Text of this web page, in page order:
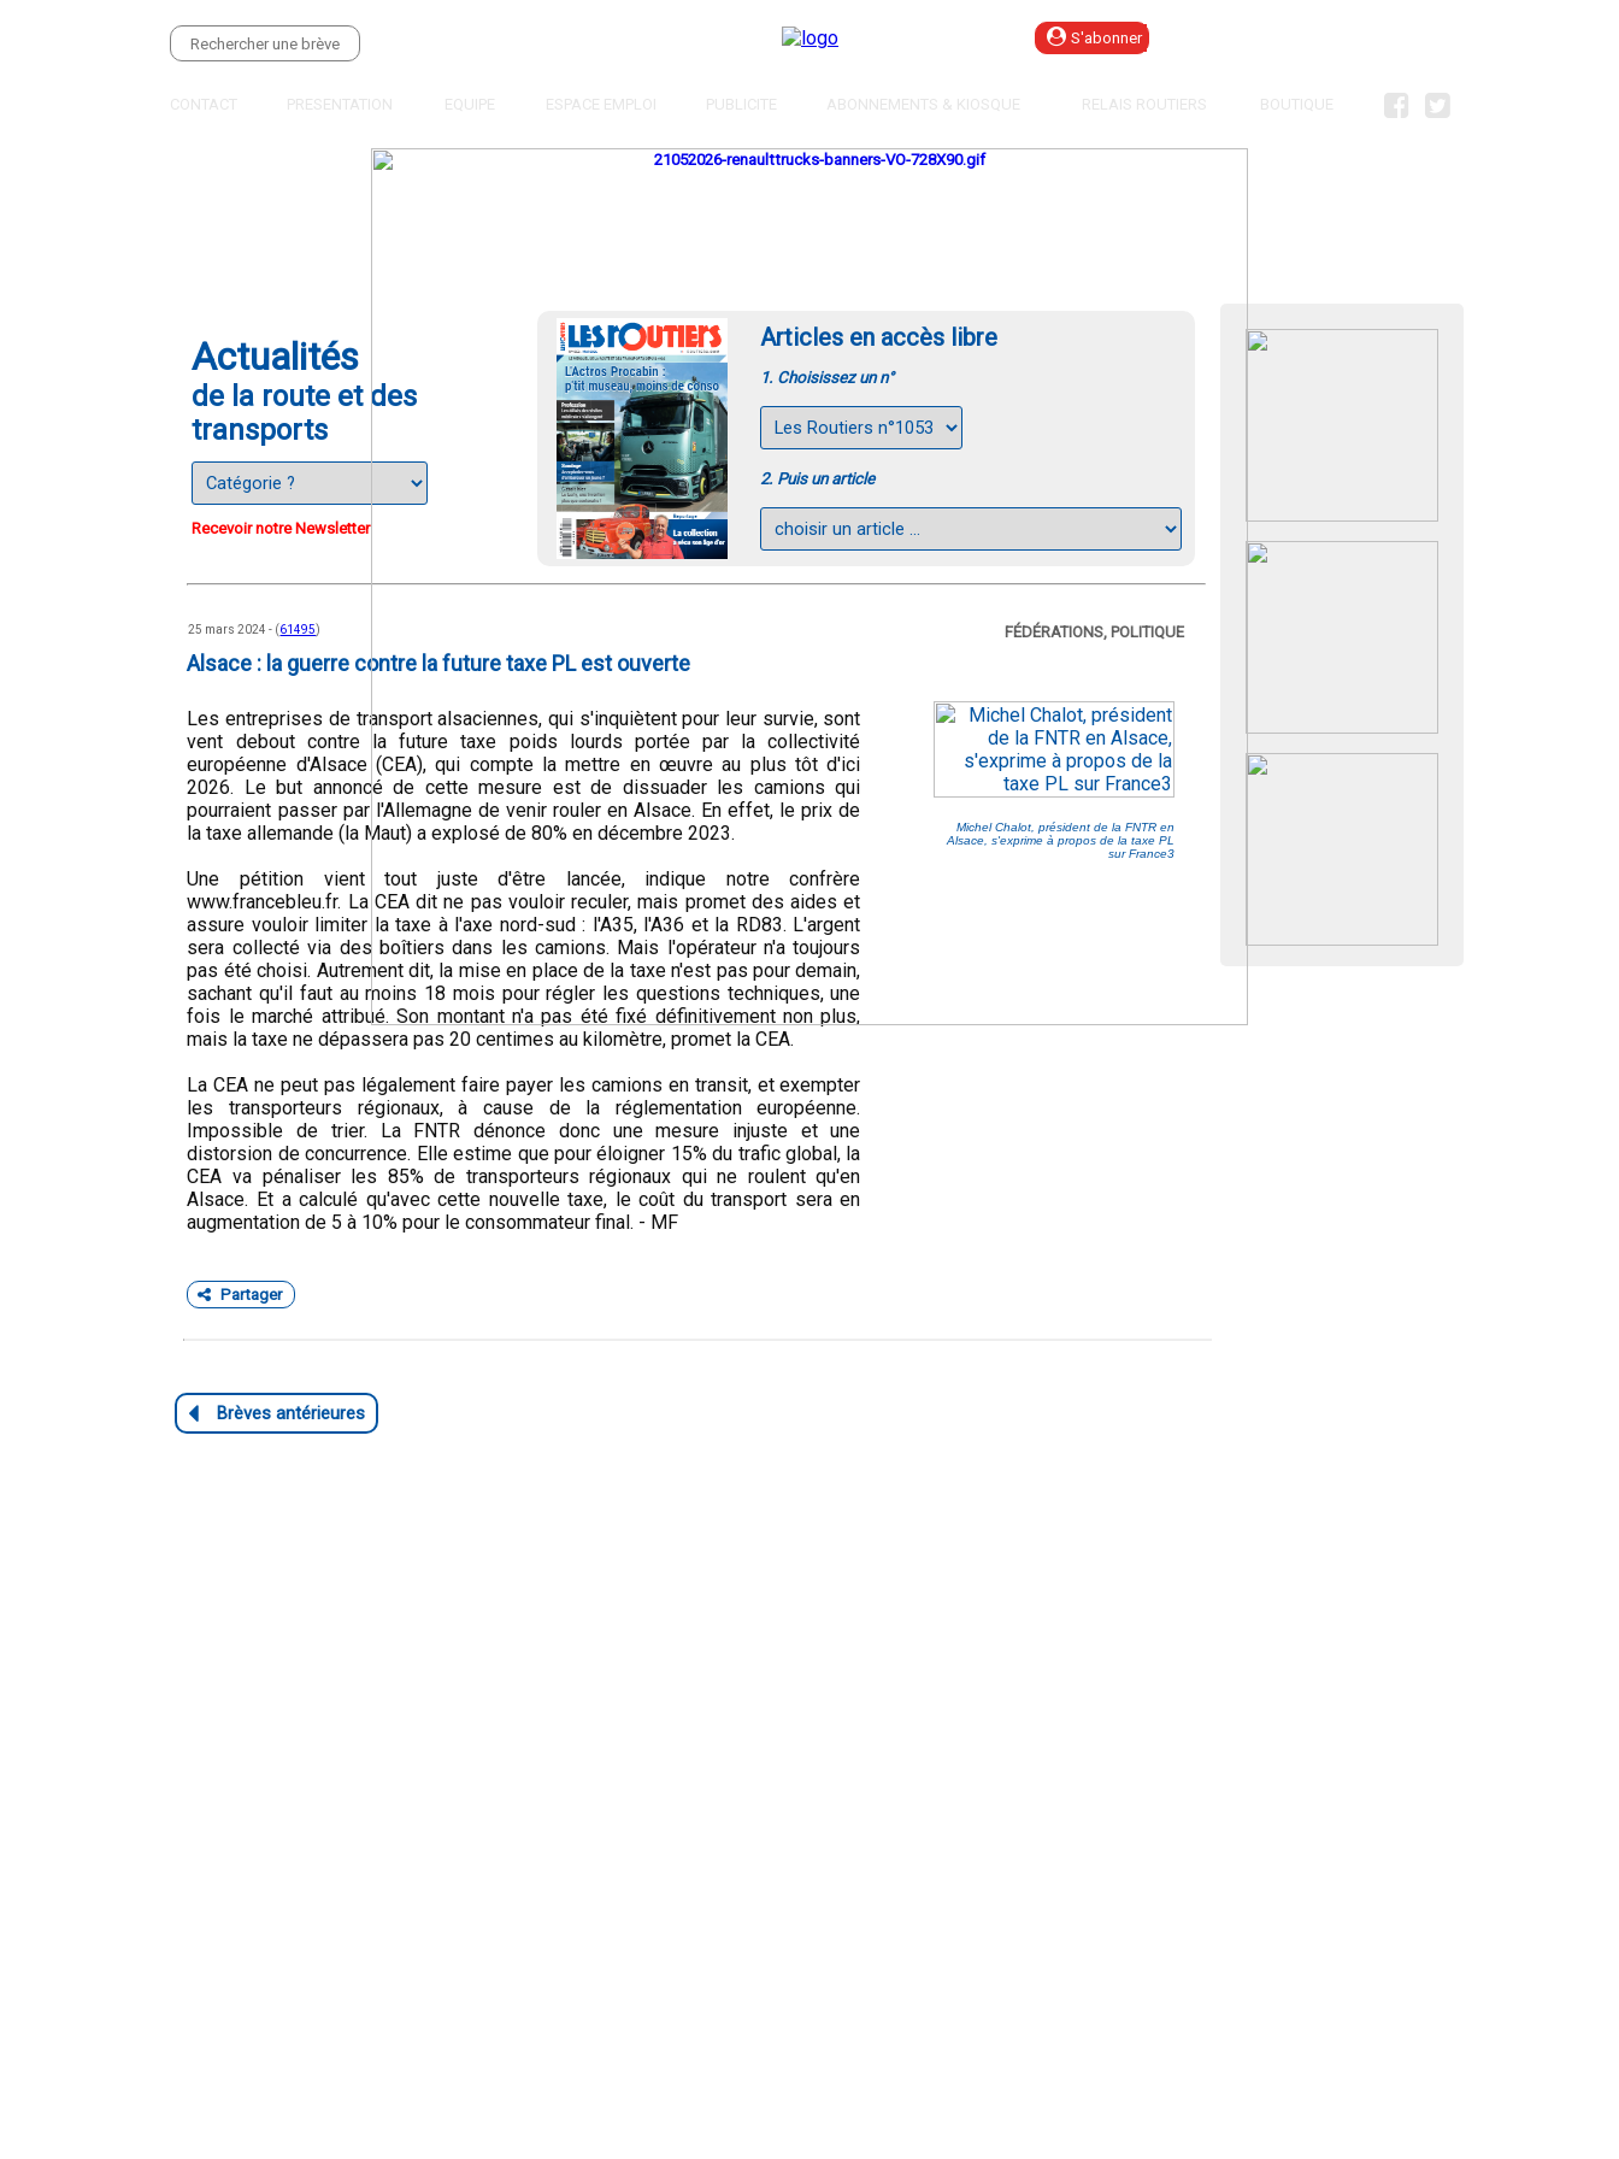
CONTACT PRESENTATION EQUIPE ESPACE EMPLOI PUBLICITE ABONNEMENTS & KIOSQUE RELAIS ROUTIERS BOUTIQUE
Actualités
de la route et des
transports
Recevoir notre Newsletter
Articles en accès libre
1. Choisissez un n°
2. Puis un article
25 mars 2024 - (61495) FÉDÉRATIONS, POLITIQUE
Alsace : la guerre contre la future taxe PL est ouverte
Les entreprises de transport alsaciennes, qui s'inquiètent pour leur survie, sont
vent debout contre la future taxe poids lourds portée par la collectivité
européenne d'Alsace (CEA), qui compte la mettre en œuvre au plus tôt d'ici
2026. Le but annoncé de cette mesure est de dissuader les camions qui
pourraient passer par l'Allemagne de venir rouler en Alsace. En effet, le prix de
la taxe allemande (la Maut) a explosé de 80% en décembre 2023.
Une pétition vient tout juste d'être lancée, indique notre confrère
www.francebleu.fr. La CEA dit ne pas vouloir reculer, mais promet des aides et
assure vouloir limiter la taxe à l'axe nord-sud : l'A35, l'A36 et la RD83. L'argent
sera collecté via des boîtiers dans les camions. Mais l'opérateur n'a toujours
pas été choisi. Autrement dit, la mise en place de la taxe n'est pas pour demain,
sachant qu'il faut au moins 18 mois pour régler les questions techniques, une
fois le marché attribué. Son montant n'a pas été fixé définitivement non plus,
mais la taxe ne dépassera pas 20 centimes au kilomètre, promet la CEA.
La CEA ne peut pas légalement faire payer les camions en transit, et exempter
les transporteurs régionaux, à cause de la réglementation européenne.
Impossible de trier. La FNTR dénonce donc une mesure injuste et une
distorsion de concurrence. Elle estime que pour éloigner 15% du trafic global, la
CEA va pénaliser les 85% de transporteurs régionaux qui ne roulent qu'en
Alsace. Et a calculé qu'avec cette nouvelle taxe, le coût du transport sera en
augmentation de 5 à 10% pour le consommateur final. - MF
Partager
Michel Chalot, président de la FNTR en
Alsace, s'exprime à propos de la taxe PL
sur France3